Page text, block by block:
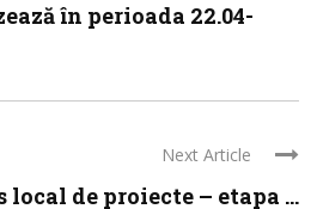
în perioada 22.04-
Next Article
local de proiecte – etapa ...